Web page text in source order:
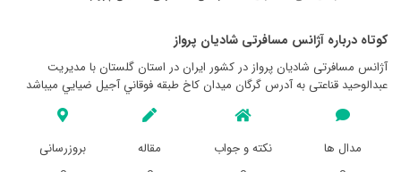
کوتاه درباره آژانس مسافرتی شاديان پرواز
آژانس مسافرتی شاديان پرواز در کشور ایران در استان گلستان با مدیریت
عبدالوحید قناعتی به آدرس گرگان ميدان كاخ طبقه فوقاني آجيل ضيايي میباشد
مدال ها
نکته و جواب
مقاله
بروزرسانی